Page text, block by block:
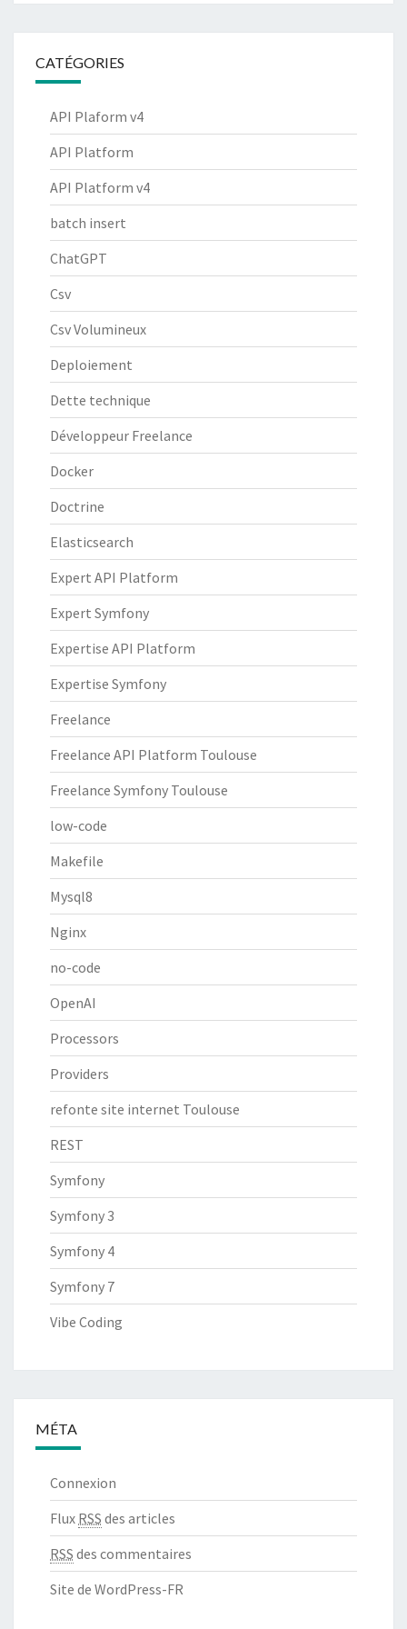
CATÉGORIES
API Plaform v4
API Platform
API Platform v4
batch insert
ChatGPT
Csv
Csv Volumineux
Deploiement
Dette technique
Développeur Freelance
Docker
Doctrine
Elasticsearch
Expert API Platform
Expert Symfony
Expertise API Platform
Expertise Symfony
Freelance
Freelance API Platform Toulouse
Freelance Symfony Toulouse
low-code
Makefile
Mysql8
Nginx
no-code
OpenAI
Processors
Providers
refonte site internet Toulouse
REST
Symfony
Symfony 3
Symfony 4
Symfony 7
Vibe Coding
MÉTA
Connexion
Flux RSS des articles
RSS des commentaires
Site de WordPress-FR